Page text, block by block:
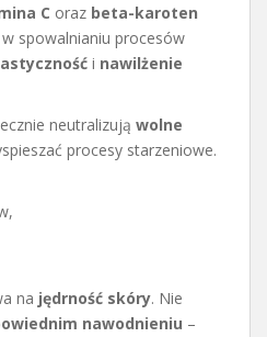
C oraz beta-karoten
spowalnianiu procesów
i nawilżenie
neutralizują wolne
procesy starzeniowe.
na jędrność skóry. Nie
nawodnieniu –